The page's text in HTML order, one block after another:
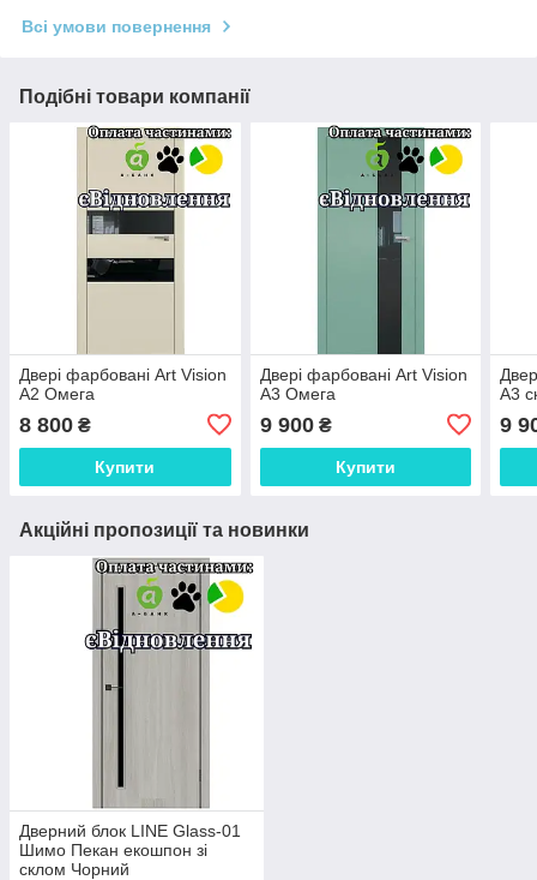
Всі умови повернення
Подібні товари компанії
Двері фарбовані Art Vision
А2 Омега
8 800 ₴
Купити
Двері фарбовані Art Vision
А3 Омега
9 900₴
Купити
А3
9
Акційні пропозиції та новинки
Дверний блок LINE Glass-01
Шимо Пекан екошпон зі
склом Чорний